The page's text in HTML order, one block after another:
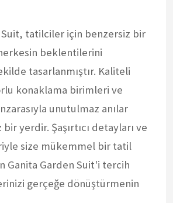
Suit, tatilciler için benzersiz bir
beklentilerini
tasarlanmıştır. Kaliteli
konaklama birimleri ve
unutulmaz anılar
yerdir. Şaşırtıcı detayları ve
size mükemmel bir tatil
Ganita Garden Suit'i tercih
gerçeğe dönüştürmenin